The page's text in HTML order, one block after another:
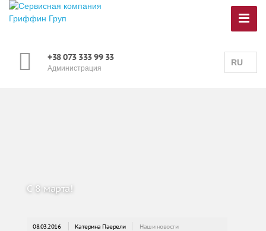
RU
+38 073 333 99 33
Администрация
С 8 марта!
08.03.2016 Катерина Паерели Наши новости